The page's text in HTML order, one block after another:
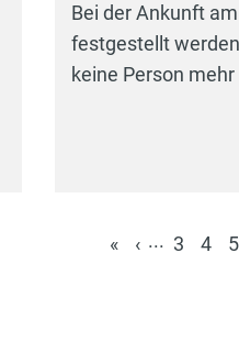
Bei der Ankunft
festgestellt
keine Person
« ‹ ... 3 4 5